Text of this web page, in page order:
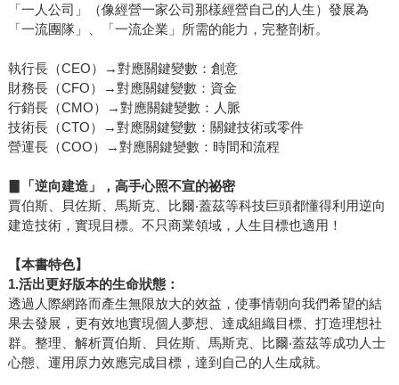
「一人公司」（像經營一家公司那樣經營自己的人生）發展為
「一流團隊」、「一流企業」所需的能力，完整剖析。
執行長（CEO）→對應關鍵變數：創意
財務長（CFO）→對應關鍵變數：資金
行銷長（CMO）→對應關鍵變數：人脈
技術長（CTO）→對應關鍵變數：關鍵技術或零件
營運長（COO）→對應關鍵變數：時間和流程
▊「逆向建造」，高手心照不宣的祕密
賈伯斯、貝佐斯、馬斯克、比爾‧蓋茲等科技巨頭都懂得利用逆向
建造技術，實現目標。不只商業領域，人生目標也適用！
【本書特色】
1.活出更好版本的生命狀態：
透過人際網路而產生無限放大的效益，使事情朝向我們希望的結
果去發展，更有效地實現個人夢想、達成組織目標、打造理想社
群。整理、解析賈伯斯、貝佐斯、馬斯克、比爾‧蓋茲等成功人士
心態、運用原力效應完成目標，達到自己的人生成就。